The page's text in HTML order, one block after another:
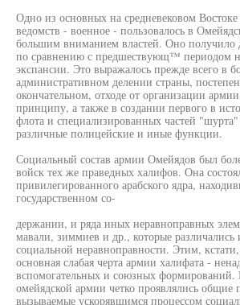
Одно из основных на средневековом Востоке
ведомств - военное - пользовалось в
большим вниманием властей. Оно получило
по сравнению с предшествующ™ периодом
экспансии. Это выражалось прежде всего в
административном делении страны,
окончательном, отходе от организации
принципу, а также в создании первого в
флота и специализированных частей
различные полицейские и иные функции.
Социальный состав армии Омейядов был
войск тех же праведных халифов. Она
привилегированного арабского ядра,
государственном со-
держании, и ряда иных неравноправных
мавали, зиммиев и др., которые
социальной неравноправности. Этим,
основная слабая черта армии халифата -
вспомогательных и союзных формирований.
омейядской армии четко проявлялись общие
вызываемые ускорявшимся процессом